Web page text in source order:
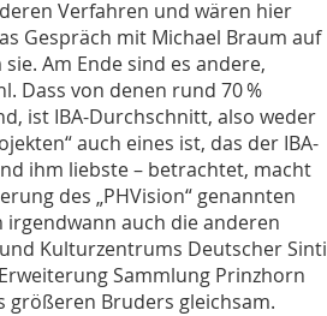
Verfahren und wären hier
Gespräch mit Michael Braum auf
Am Ende sind es andere,
Dass von denen rund 70 %
ist IBA-Durchschnitt, also weder
auch eines ist, das der IBA-
ihm liebste – betrachtet, macht
des „PHVision“ genannten
auch die anderen
Kulturzentrums Deutscher Sinti
Sammlung Prinzhorn
größeren Bruders gleichsam.